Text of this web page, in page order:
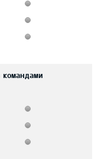
командами